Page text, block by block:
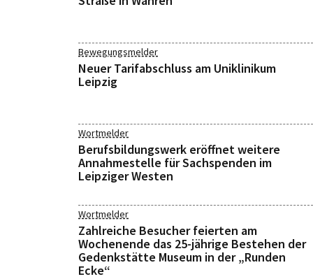
Bewegungsmelder
Neuer Tarifabschluss am Uniklinikum
Leipzig
Wortmelder
Berufsbildungswerk eröffnet weitere
Annahmestelle für Sachspenden im
Leipziger Westen
Wortmelder
Zahlreiche Besucher feierten am
Wochenende das 25-jährige Bestehen der
Gedenkstätte Museum in der „Runden
Ecke“